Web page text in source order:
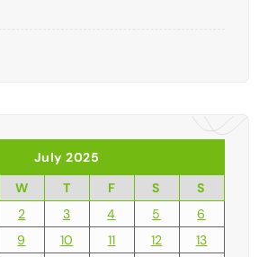
July 2025
W T F S
S
2 3 4 5
6
9 10 11 12
13